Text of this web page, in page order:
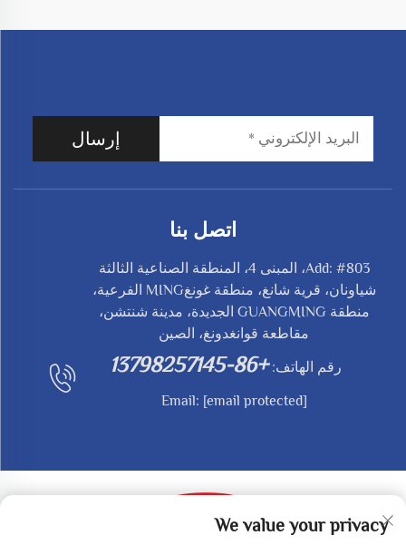
إرسال
اتصل بنا
Add: #803، المبنى 4، المنطقة الصناعية الثالثة
شياونان، قرية شانغ، منطقة غونغMING الفرعية،
منطقة GUANGMING الجديدة، مدينة شنتشن،
مقاطعة قوانغدونغ، الصين
رقم الهاتف: +86-13798257145
Email: [email protected]
We value your privacy